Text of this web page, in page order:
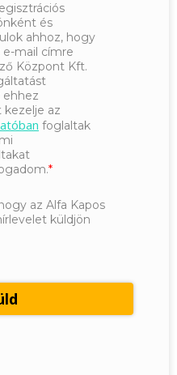
és
ahhoz, hogy
mail címre
Központ Kft.
ehhez
kezelje az
foglaltak
az Alfa Kapos
küldjön